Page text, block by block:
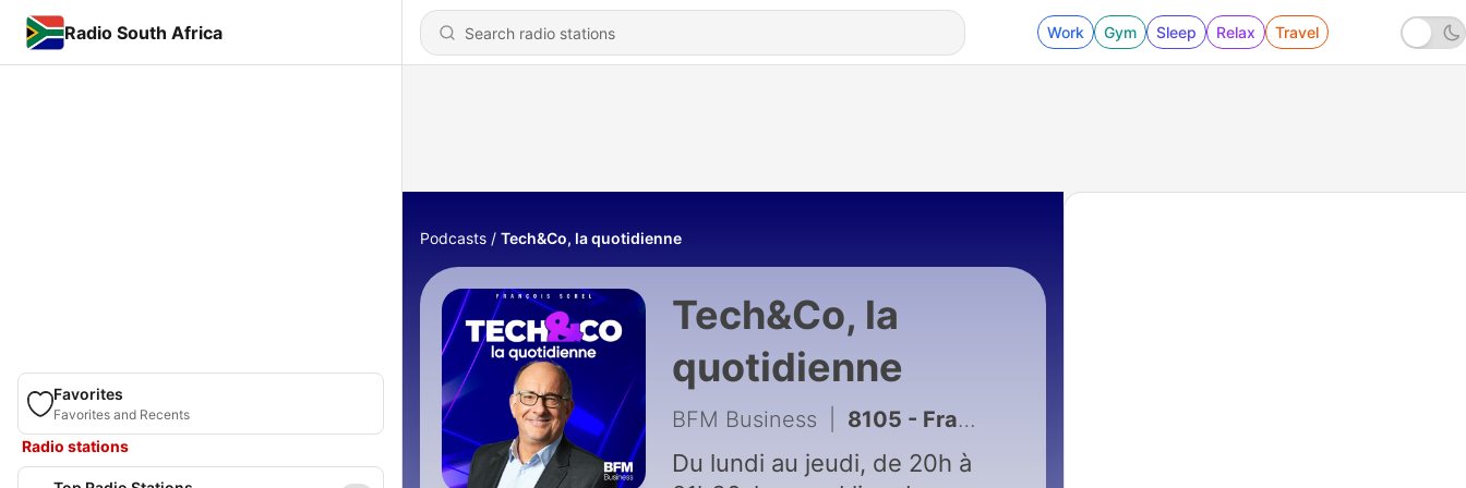
Radio South Africa Work Gym Sleep Relax Travel
Favorites
Favorites and Recents
Radio stations
Podcasts Tech&Co, la quotidienne
Tech&Co, la
quotidienne
BFM Business 8105 - François Bourrier-Soifer, directeur général délégué de Safran.AI – 13/07
Du lundi au jeudi, de 20h à